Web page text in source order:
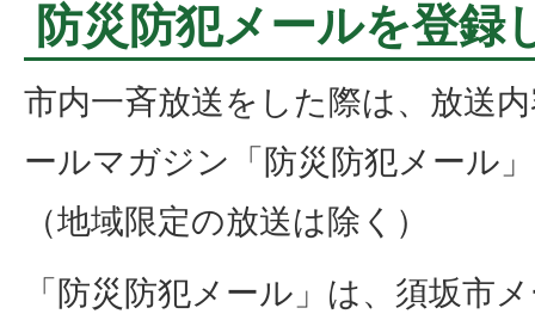
防災防犯メールを登録
市内一斉放送をした際は、放送
ールマガジン「防災防犯メール
（地域限定の放送は除く）
「防災防犯メール」は、須坂市